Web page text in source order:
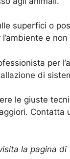
superfici o
e
per
di
le giuste
Contatta
la pagina